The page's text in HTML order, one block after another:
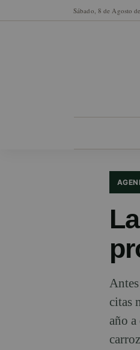
Sábado, 8 de Agosto
citas
año